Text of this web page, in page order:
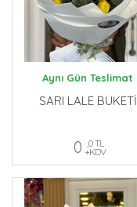
Aynı Gün Teslimat
SARI LALE BUKETİ
0 ,0 TL
+KDV